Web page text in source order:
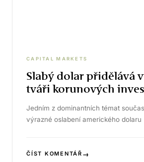
CAPITAL MARKETS
Slabý dolar přidělává
tváři korunových
Jedním z dominantních témat
výrazné oslabení amerického dolaru
ČÍST KOMENTÁŘ →